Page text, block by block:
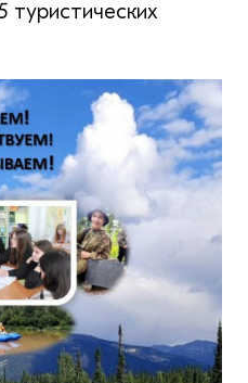
туристических